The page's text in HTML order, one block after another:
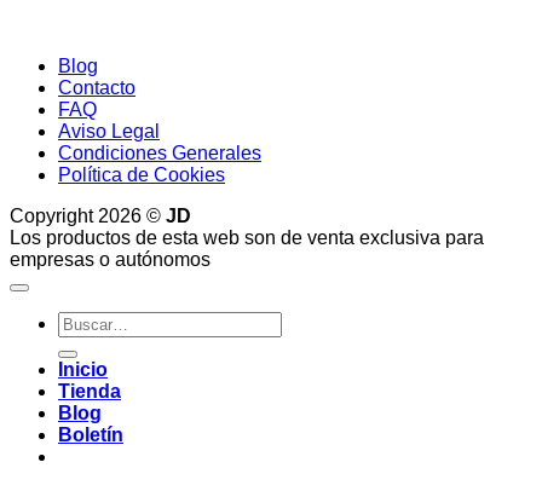
Blog
Contacto
FAQ
Aviso Legal
Condiciones Generales
Política de Cookies
Copyright 2026 © JD
Los productos de esta web son de venta exclusiva para
empresas o autónomos
Buscar
por:
Inicio
Tienda
Blog
Boletín